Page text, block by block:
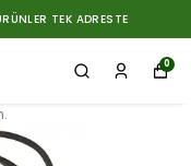
TEK ADRESTE
0